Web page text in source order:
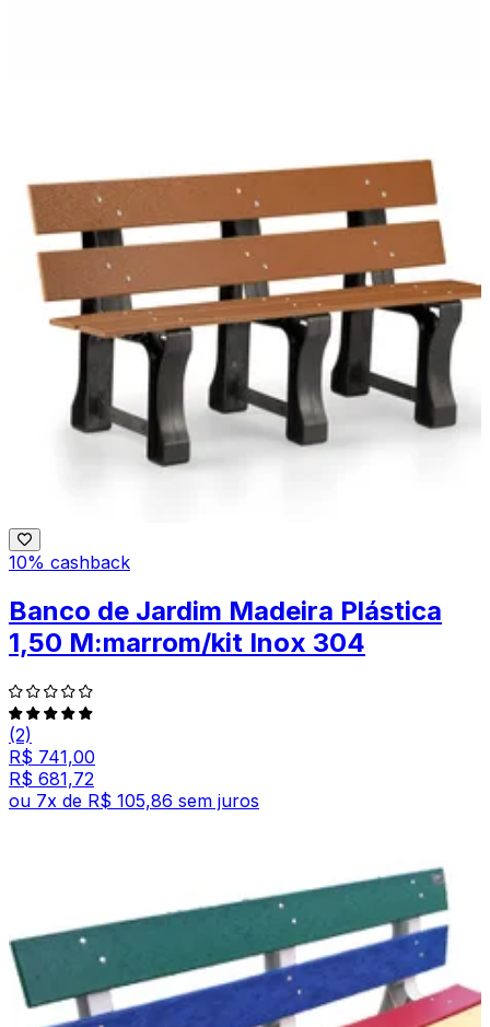
10% cashback
Banco de Jardim Madeira Plástica
1,50 M:marrom/kit Inox 304
(2)
R$ 741,00
R$ 681,72
ou 7x de R$ 105,86 sem juros